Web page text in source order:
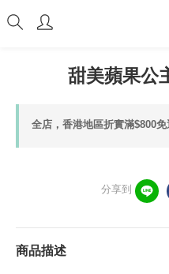
甜美蘋果公
全店，香港地區折實滿$800免
分享到
商品描述